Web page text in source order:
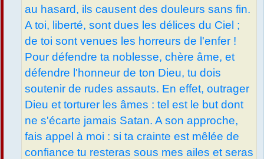
au hasard, ils causent des douleurs sans fin.
A toi, liberté, sont dues les délices du Ciel ;
de toi sont venues les horreurs de l'enfer !
Pour défendre ta noblesse, chère âme, et
défendre l'honneur de ton Dieu, tu dois
soutenir de rudes assauts. En effet, outrager
Dieu et torturer les âmes : tel est le but dont
ne s'écarte jamais Satan. A son approche,
fais appel à moi : si ta crainte est mêlée de
confiance tu resteras sous mes ailes et seras